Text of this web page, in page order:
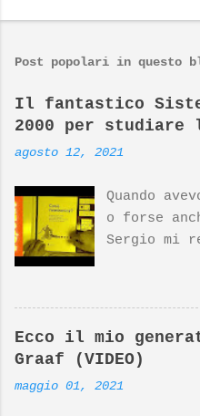
Post popolari in questo
Il fantastico
2000 per
agosto 12, 2021
Quando
o forse
Sergio mi
sistema
giocando.
geniale di
design di
designer
prodotto si
Ecco il mio
Graaf (VIDEO)
maggio 01, 2021